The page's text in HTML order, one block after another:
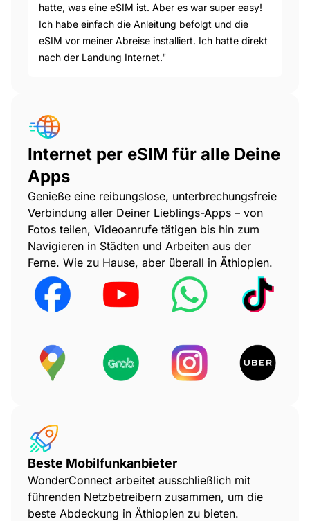
hatte, was eine eSIM ist. Aber es war super easy!
Ich habe einfach die Anleitung befolgt und die
eSIM vor meiner Abreise installiert. Ich hatte direkt
nach der Landung Internet."
Internet per eSIM für alle Deine
Apps
Genieße eine reibungslose, unterbrechungsfreie
Verbindung aller Deiner Lieblings-Apps – von
Fotos teilen, Videoanrufe tätigen bis hin zum
Navigieren in Städten und Arbeiten aus der
Ferne. Wie zu Hause, aber überall in Äthiopien.
Beste Mobilfunkanbieter
WonderConnect arbeitet ausschließlich mit
führenden Netzbetreibern zusammen, um die
beste Abdeckung in Äthiopien zu bieten.